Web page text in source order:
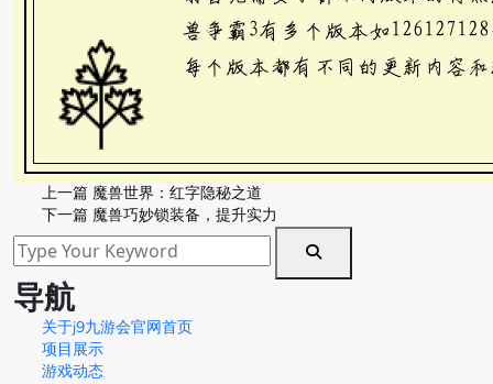
上一篇 魔兽世界：红字隐秘之道
下一篇 魔兽巧妙锁装备，提升实力
导航
关于j9九游会官网首页
项目展示
游戏动态